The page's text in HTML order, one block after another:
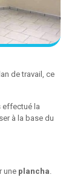
de travail, ce
effectué la
à la base du
une plancha